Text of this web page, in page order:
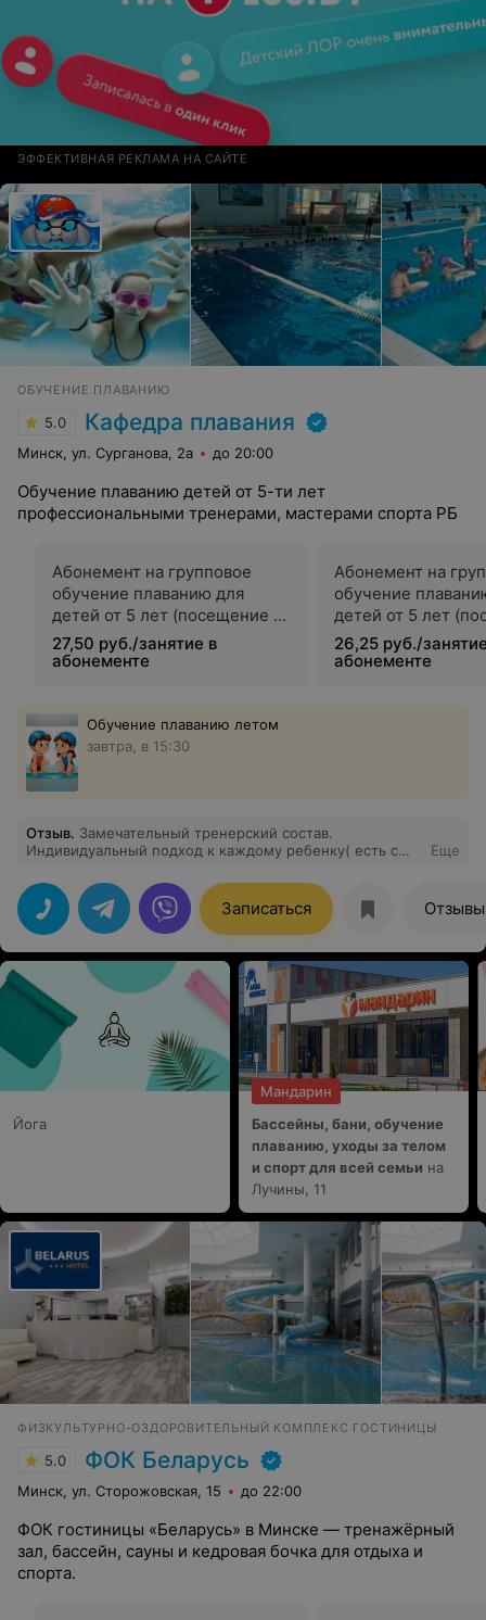
ЭФФЕКТИВНАЯ РЕКЛАМА НА САЙТЕ
ОБУЧЕНИЕ ПЛАВАНИЮ
5.0 Кафедра плавания
Минск, ул. Сурганова, 2а до 20:00
Обучение плаванию детей от 5-ти лет
профессиональными тренерами, мастерами спорта РБ
Абонемент на групповое
обучение плаванию для
детей от 5 лет (посещение 1
раз в неделю)
27,50 руб./занятие в
абонементе
Абонемент на
обучение
детей от 5 лет
раза в неделю)
26,25 руб./
абонементе
Обучение плаванию летом
завтра, в 15:30
Отзыв. Замечательный тренерский состав.
Индивидуальный подход к каждому ребенку( есть с
плавать
Еще
Записаться Отзывы
Йога
Мандарин
Бассейны, бани, обучение
плаванию, уходы за телом
и спорт для всей семьи на
Лучины, 11
ФИЗКУЛЬТУРНО-ОЗДОРОВИТЕЛЬНЫЙ КОМПЛЕКС ГОСТИНИЦЫ
5.0 ФОК Беларусь
Минск, ул. Сторожовская, 15 до 22:00
ФОК гостиницы «Беларусь» в Минске — тренажёрный
зал, бассейн, сауны и кедровая бочка для отдыха и
спорта.